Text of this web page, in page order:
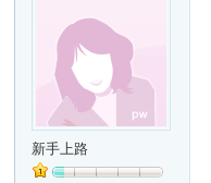
新手上路